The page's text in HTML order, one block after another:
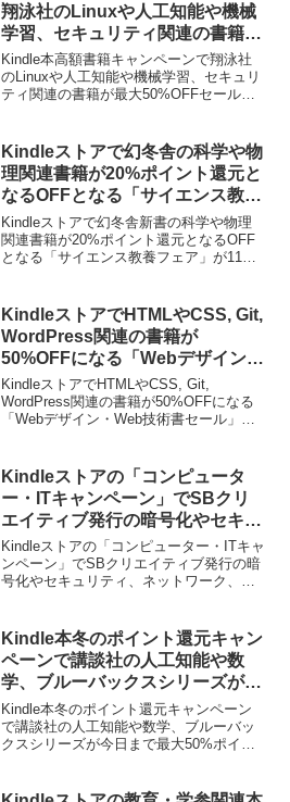
翔泳社のLinuxや人工知能や機械
学習、セキュリティ関連の書籍が
最大50%OFFセール中。
Kindle本高額書籍キャンペーンで翔泳社
のLinuxや人工知能や機械学習、セキュリ
ティ関連の書籍が最大50%OFFセールと
Kindleストアで幻冬舎の科学や物
理関連書籍が20%ポイント還元と
なるOFFとなる「サイエンス教養
フェア」が11月15日まで開催
中。
Kindleストアで幻冬舎新書の科学や物理
関連書籍が20%ポイント還元となるOFF
となる「サイエンス教養フェア」が11月
KindleストアでHTMLやCSS, Git,
WordPress関連の書籍が
50%OFFになる「Webデザイン・
Web技術書セール」が6月1日ま
で開催中。
KindleストアでHTMLやCSS, Git,
WordPress関連の書籍が50%OFFになる
「Webデザイン・Web技術書セール」が6
Kindleストアの「コンピュータ
ー・ITキャンペーン」でSBクリ
エイティブ発行の暗号化やセキュ
リティ、ネットワーク、ディープ
ラーニング関連の書籍が3月18日
まで最大50%OFFセール中。
Kindleストアの「コンピューター・ITキャ
ンペーン」でSBクリエイティブ発行の暗
号化やセキュリティ、ネットワーク、機
ています。詳細は以下から。
Kindle本冬のポイント還元キャン
ペーンで講談社の人工知能や数
学、ブルーバックスシリーズが今
日まで最大50%ポイント還元中。
Kindle本冬のポイント還元キャンペーン
で講談社の人工知能や数学、ブルーバッ
クスシリーズが今日まで最大50%ポイン